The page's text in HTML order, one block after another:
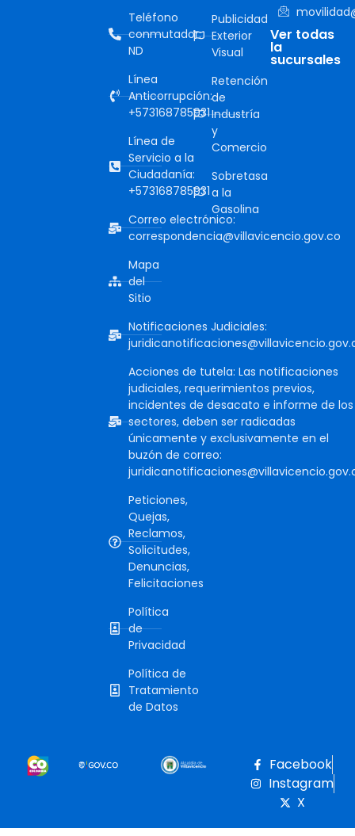
Teléfono
conmutador:
ND
Línea
Anticorrupción:
+573168785931
Línea de
Servicio a la
Ciudadanía:
+573168785931
Correo electrónico:
correspondencia@villavicencio.gov.co
Mapa
del
Sitio
Notificaciones Judiciales:
Acciones de tutela: Las notificaciones
judiciales, requerimientos previos,
incidentes de desacato e informe de los
sectores, deben ser radicadas
únicamente y exclusivamente en el
buzón de correo:
Peticiones,
Quejas,
Reclamos,
Solicitudes,
Denuncias,
Felicitaciones
Política
de
Privacidad
Política de
Tratamiento
de Datos
Publicidad
Exterior
Visual
Retención
de
Industría
y
Comercio
Sobretasa
a la
Gasolina
Ver todas
la
sucursales
Facebook
Instagram
X